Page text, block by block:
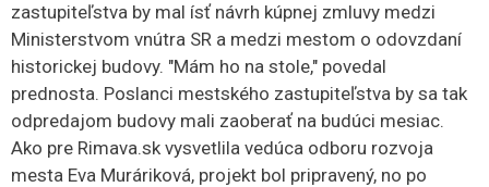
zastupiteľstva by mal ísť návrh kúpnej zmluvy medzi
Ministerstvom vnútra SR a medzi mestom o odovzdaní
historickej budovy. "Mám ho na stole," povedal
prednosta. Poslanci mestského zastupiteľstva by sa tak
odpredajom budovy mali zaoberať na budúci mesiac.
Ako pre Rimava.sk vysvetlila vedúca odboru rozvoja
mesta Eva Muráriková, projekt bol pripravený, no po